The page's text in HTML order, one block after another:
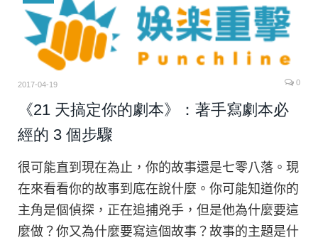
2017-04-19 0
《21 天搞定你的劇本》：著手寫劇本必
經的 3 個步驟
很可能直到現在為止，你的故事還是七零八落。現
在來看看你的故事到底在說什麼。你可能知道你的
主角是個偵探，正在追捕兇手，但是他為什麼要這
麼做？你又為什麼要寫這個故事？故事的主題是什